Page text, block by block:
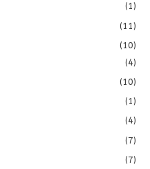
(1)
(11)
(10)
(4)
(10)
(1)
(4)
(7)
(7)